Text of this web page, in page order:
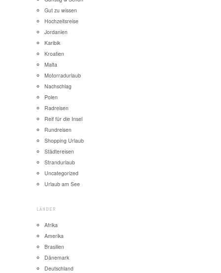
Gut zu wissen
Hochzeitsreise
Jordanien
Karibik
Kroatien
Malta
Motorradurlaub
Nachschlag
Polen
Radreisen
Reif für die Insel
Rundreisen
Shopping Urlaub
Städtereisen
Strandurlaub
Uncategorized
Urlaub am See
LÄNDER
Afrika
Amerika
Brasilien
Dänemark
Deutschland